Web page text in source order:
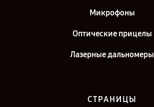
Микрофоны
Оптические прицелы
Лазерные дальномеры
СТРАНИЦЫ